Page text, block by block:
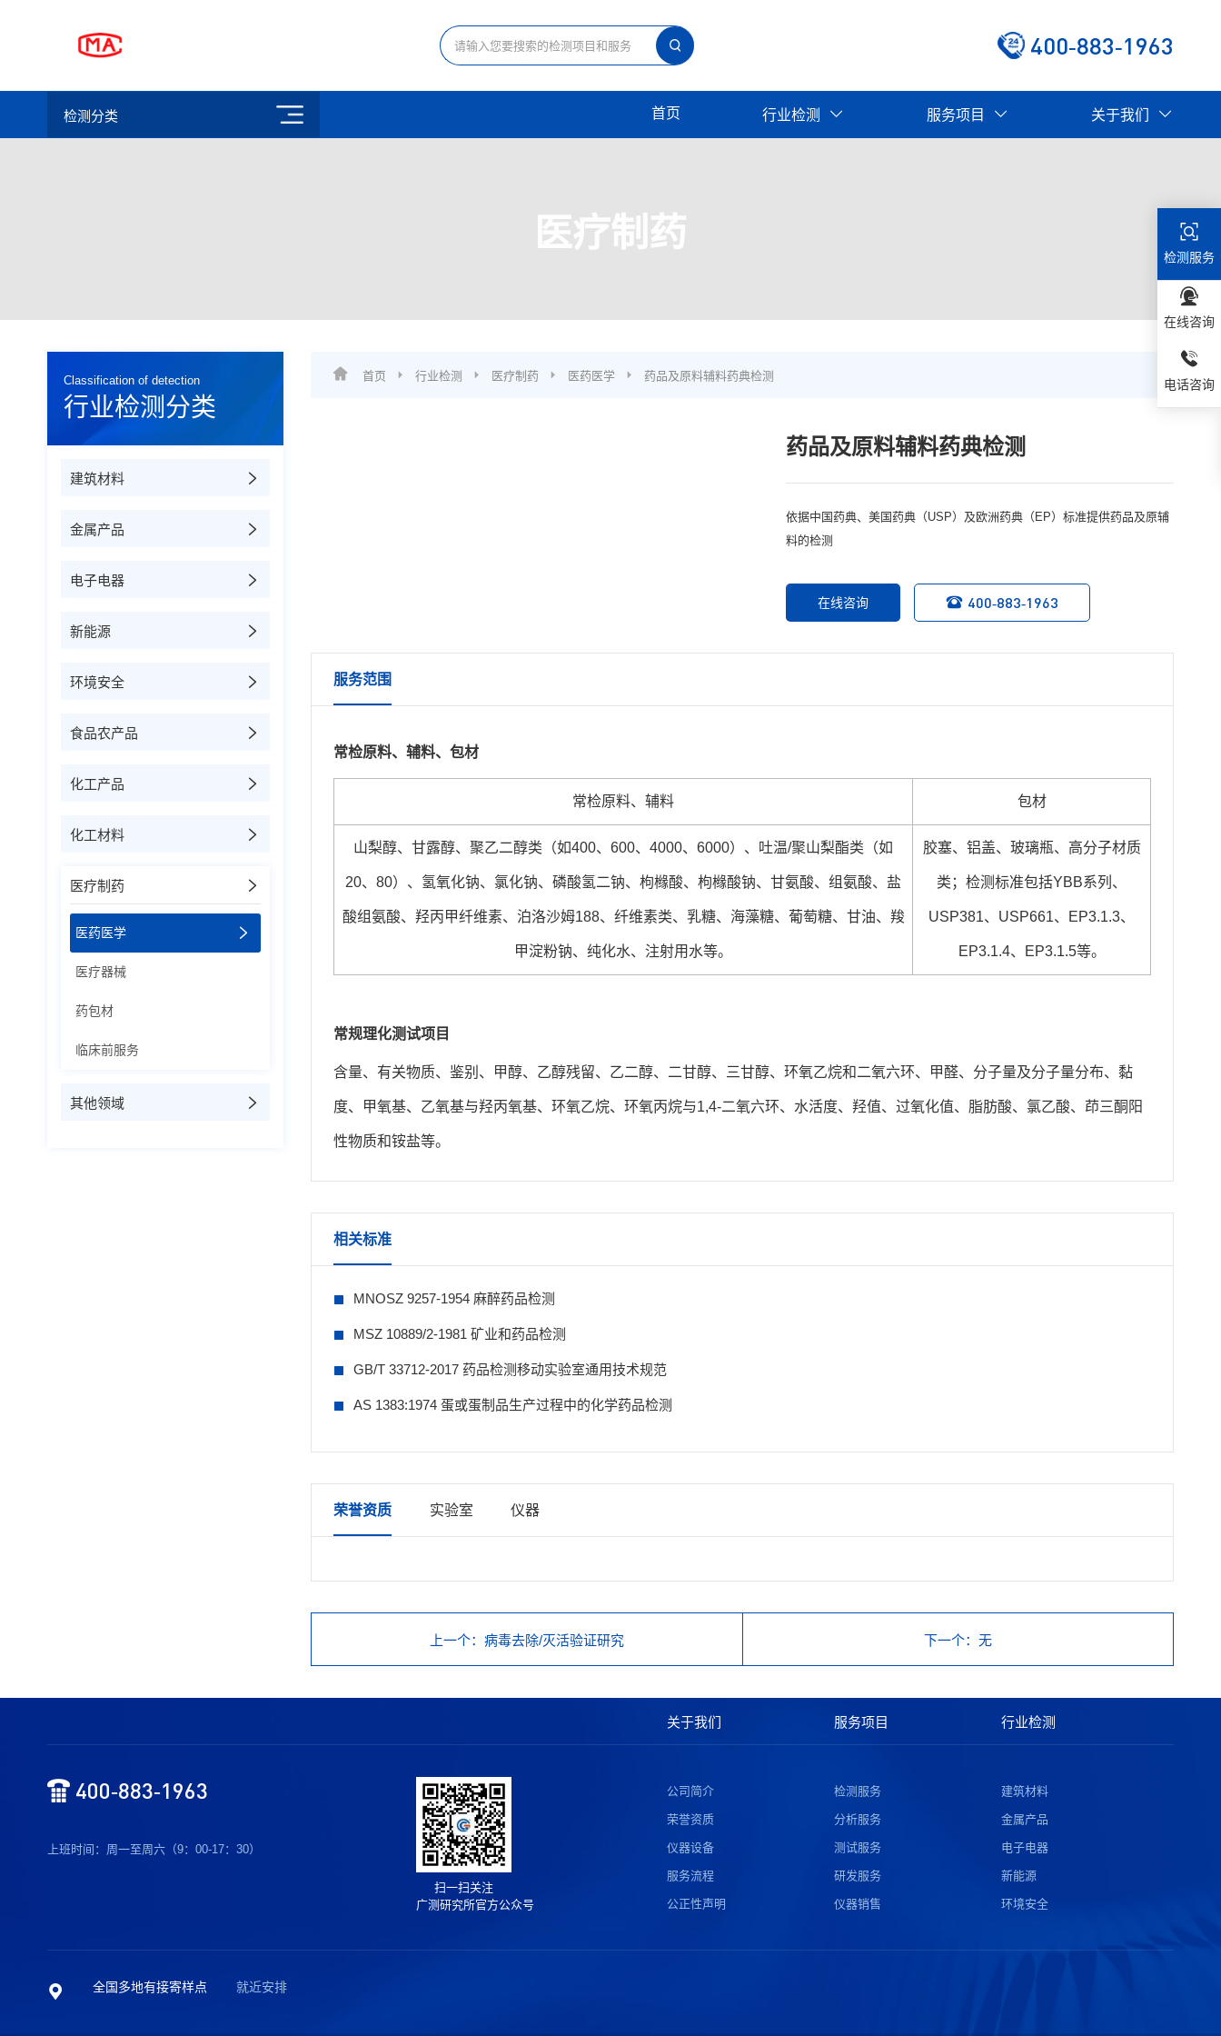
400-883-1963
检测分类 首页 行业检测 服务项目 关于我们
医疗制药
Classification of detection
行业检测分类
建筑材料
金属产品
电子电器
新能源
环境安全
食品农产品
化工产品
化工材料
医疗制药
医药医学
医疗器械
药包材
临床前服务
其他领域
首页 行业检测 医疗制药 医药医学 药品及原料辅料药典检测
药品及原料辅料药典检测
依据中国药典、美国药典（USP）及欧洲药典（EP）标准提供药品及原辅
料的检测
在线咨询 400-883-1963
服务范围
常检原料、辅料、包材
常检原料、辅料 包材
山梨醇、甘露醇、聚乙二醇类（如400、600、4000、6000）、吐温/聚山梨酯类（如
20、80）、氢氧化钠、氯化钠、磷酸氢二钠、枸橼酸、枸橼酸钠、甘氨酸、组氨酸、盐
酸组氨酸、羟丙甲纤维素、泊洛沙姆188、纤维素类、乳糖、海藻糖、葡萄糖、甘油、羧
甲淀粉钠、纯化水、注射用水等。
胶塞、铝盖、玻璃瓶、高分子材质
类；检测标准包括YBB系列、
USP381、USP661、EP3.1.3、
EP3.1.4、EP3.1.5等。
常规理化测试项目
含量、有关物质、鉴别、甲醇、乙醇残留、乙二醇、二甘醇、三甘醇、环氧乙烷和二氧六环、甲醛、分子量及分子量分布、黏
度、甲氧基、乙氧基与羟丙氧基、环氧乙烷、环氧丙烷与1,4-二氧六环、​水活度、羟值、过氧化值、脂肪酸​、氯乙酸、茚三酮阳
性物质和铵盐等。
相关标准
MNOSZ 9257-1954 麻醉药品检测
MSZ 10889/2-1981 矿业和药品检测
GB/T 33712-2017 药品检测移动实验室通用技术规范
AS 1383:1974 蛋或蛋制品生产过程中的化学药品检测
荣誉资质 实验室 仪器
上一个：病毒去除/灭活验证研究 下一个：无
关于我们 服务项目 行业检测
400-883-1963
上班时间：周一至周六（9：00-17：30）
扫一扫关注
广测研究所官方公众号
公司简介
荣誉资质
仪器设备
服务流程
公正性声明
检测服务
分析服务
测试服务
研发服务
仪器销售
建筑材料
金属产品
电子电器
新能源
环境安全
全国多地有接寄样点 就近安排
检测服务
在线咨询
电话咨询